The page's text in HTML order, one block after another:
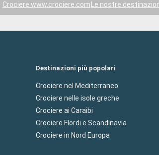
Crociere www.crociere.com Le nostre
Destinazioni più popolari
Crociere nel Mediterraneo
Crociere nelle isole greche
Crociere ai Caraibi
Crociere Flordi e Scandinavia
Crociere in Nord Europa